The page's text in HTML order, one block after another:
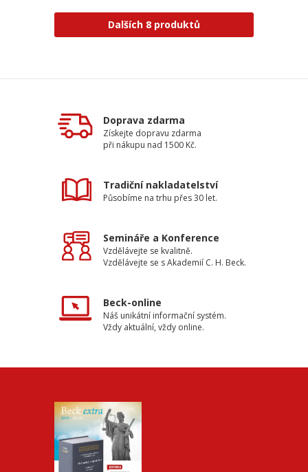
Dalších 8 produktů
Doprava zdarma
Získejte dopravu zdarma
při nákupu nad 1500 Kč.
Tradiční nakladatelství
Působíme na trhu přes 30 let.
Semináře a Konference
Vzdělávejte se kvalitně.
Vzdělávejte se s Akademií C. H. Beck.
Beck-online
Náš unikátní informační systém.
Vždy aktuální, vždy online.